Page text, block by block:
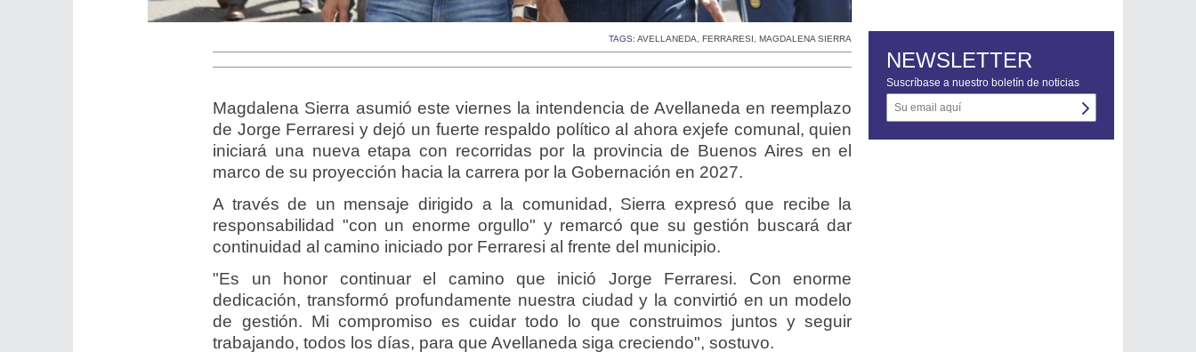
TAGS:AVELLANEDA ,FERRARESI ,MAGDALENA SIERRA
Magdalena Sierra asumió este viernes la intendencia de Avellaneda en reemplazo
de Jorge Ferraresi y dejó un fuerte respaldo político al ahora exjefe comunal, quien
iniciará una nueva etapa con recorridas por la provincia de Buenos Aires en el
marco de su proyección hacia la carrera por la Gobernación en 2027.
A través de un mensaje dirigido a la comunidad, Sierra expresó que recibe la
responsabilidad "con un enorme orgullo" y remarcó que su gestión buscará dar
continuidad al camino iniciado por Ferraresi al frente del municipio.
"Es un honor continuar el camino que inició Jorge Ferraresi. Con enorme
dedicación, transformó profundamente nuestra ciudad y la convirtió en un modelo
de gestión. Mi compromiso es cuidar todo lo que construimos juntos y seguir
trabajando, todos los días, para que Avellaneda siga creciendo", sostuvo.
NEWSLETTER
Suscríbase a nuestro boletín de noticias